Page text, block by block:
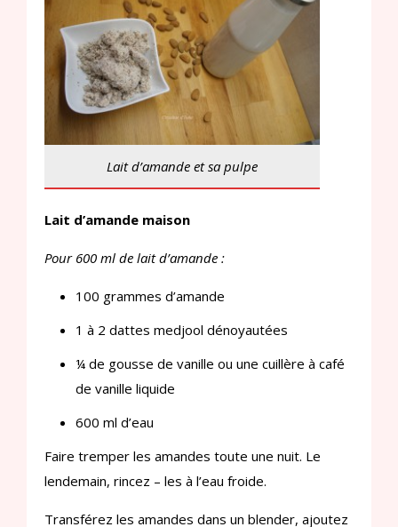
Lait d’amande et sa pulpe
Lait d’amande maison
Pour 600 ml de lait d’amande :
100 grammes d’amande
1 à 2 dattes medjool dénoyautées
¼ de gousse de vanille ou une cuillère à café
de vanille liquide
600 ml d’eau
Faire tremper les amandes toute une nuit. Le
lendemain, rincez – les à l’eau froide.
Transférez les amandes dans un blender, ajoutez